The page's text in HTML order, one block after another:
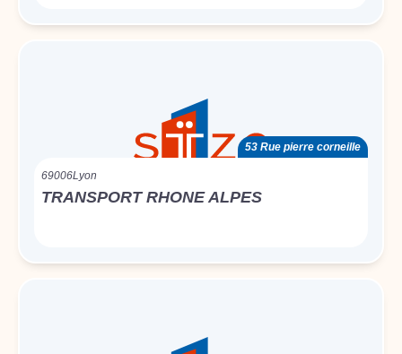
53 Rue pierre corneille
69006Lyon
TRANSPORT RHONE ALPES